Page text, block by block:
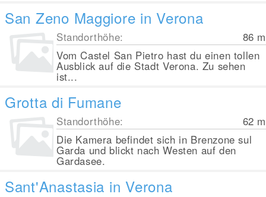
San Zeno Maggiore in Verona
Standorthöhe: 86 m
Vom Castel San Pietro hast du einen tollen
Ausblick auf die Stadt Verona. Zu sehen
ist...
Grotta di Fumane
Standorthöhe: 62 m
Die Kamera befindet sich in Brenzone sul
Garda und blickt nach Westen auf den
Gardasee.
Sant'Anastasia in Verona